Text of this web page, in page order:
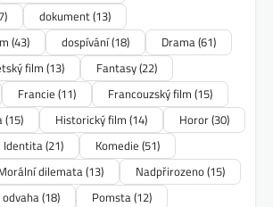
dokument(13)
(43) dospívání(18) Drama(61)
film(13) Fantasy(22)
Francie (11) Francouzský film (15)
(15) Historický film (14) Horor(30)
Identita(21) Komedie (51)
dilemata(13) Nadpřirozeno(15)
odvaha(18) Pomsta(12)